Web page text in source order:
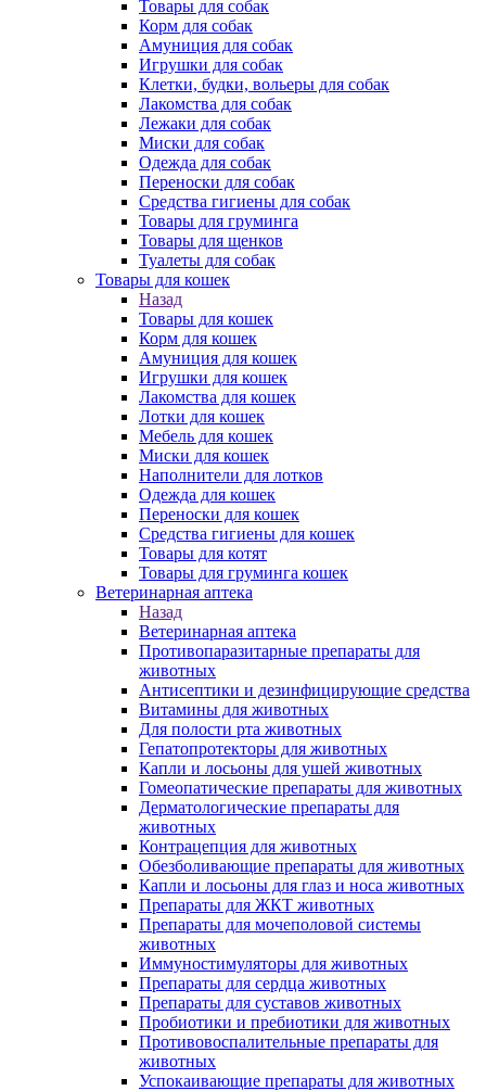
Товары для собак
Корм для собак
Амуниция для собак
Игрушки для собак
Клетки, будки, вольеры для собак
Лакомства для собак
Лежаки для собак
Миски для собак
Одежда для собак
Переноски для собак
Средства гигиены для собак
Товары для груминга
Товары для щенков
Туалеты для собак
Товары для кошек
Назад
Товары для кошек
Корм для кошек
Амуниция для кошек
Игрушки для кошек
Лакомства для кошек
Лотки для кошек
Мебель для кошек
Миски для кошек
Наполнители для лотков
Одежда для кошек
Переноски для кошек
Средства гигиены для кошек
Товары для котят
Товары для груминга кошек
Ветеринарная аптека
Назад
Ветеринарная аптека
Противопаразитарные препараты для
животных
Антисептики и дезинфицирующие средства
Витамины для животных
Для полости рта животных
Гепатопротекторы для животных
Капли и лосьоны для ушей животных
Гомеопатические препараты для животных
Дерматологические препараты для
животных
Контрацепция для животных
Обезболивающие препараты для животных
Капли и лосьоны для глаз и носа животных
Препараты для ЖКТ животных
Препараты для мочеполовой системы
животных
Иммуностимуляторы для животных
Препараты для сердца животных
Препараты для суставов животных
Пробиотики и пребиотики для животных
Противовоспалительные препараты для
животных
Успокаивающие препараты для животных